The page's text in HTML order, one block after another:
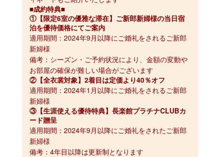
■成約特典■
①【限定6室の優雅な滞在】ご新郎新婦様の当日宿
泊を優待価格にてご案内
適用期間：2024年9月以降にご婚礼をされるご新郎
新婦様
備考：シーズン・ご予約状況により、金額の変動や
お部屋の確保が難しい場合がございます
②【全衣裳対象】2着目は定価より40％オフ
適用期間：2024年1月以降にご婚礼をされるご新郎
新婦様
③【生涯使える優待特典】長楽館プラチナCLUBカ
ード贈呈
適用期間：2024年9月以降にご婚礼をされたご新郎
新婦様
備考：4年目以降は更新制となります